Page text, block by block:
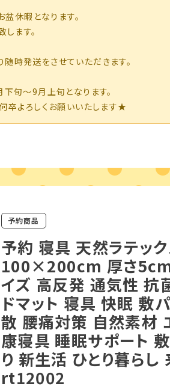
予約商品
予約 寝具 天然ラテック
100×200cm 厚さ
イズ 高反発 通気性 抗
ドマット 寝具 快眠 敷
散 腰痛対策 自然素材
康寝具 睡眠サポート
り 新生活 ひとり暮らし
rt12002